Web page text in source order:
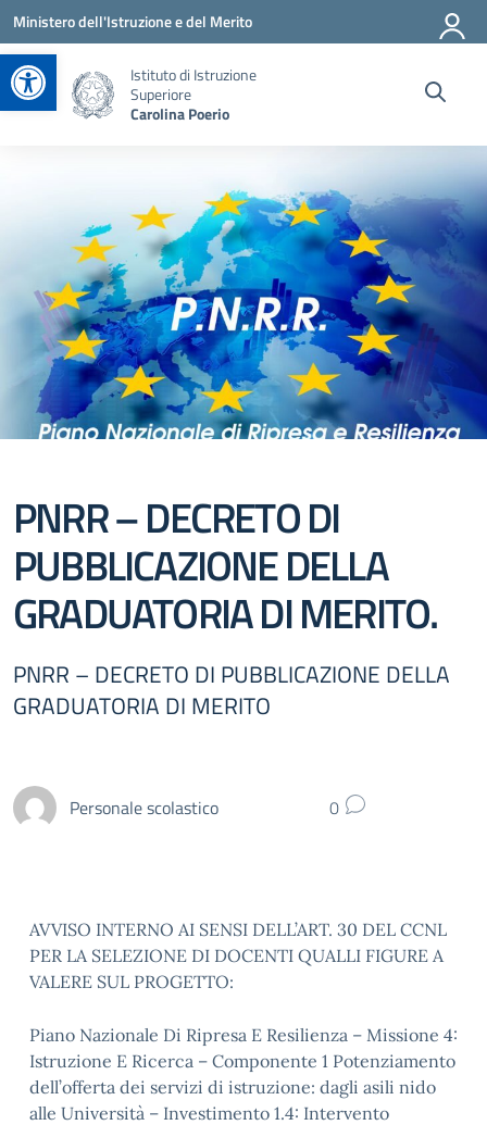
Apri la barra degli strumenti
Vai ai contenuti
Vai al menu di navigazione
Vai al footer
Ministero dell'Istruzione e del Merito
Istituto di Istruzione
Superiore
Carolina Poerio
PNRR – DECRETO DI
PUBBLICAZIONE DELLA
GRADUATORIA DI MERITO.
PNRR – DECRETO DI PUBBLICAZIONE DELLA
GRADUATORIA DI MERITO
Personale scolastico 0
AVVISO INTERNO AI SENSI DELL’ART. 30 DEL CCNL
PER LA SELEZIONE DI DOCENTI QUALLI FIGURE A
VALERE SUL PROGETTO:
Piano Nazionale Di Ripresa E Resilienza – Missione 4:
Istruzione E Ricerca – Componente 1 Potenziamento
dell’offerta dei servizi di istruzione: dagli asili nido
alle Università – Investimento 1.4: Intervento